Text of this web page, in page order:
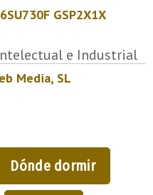
GSP2X1X
e Industrial
Media, SL
Dónde dormir